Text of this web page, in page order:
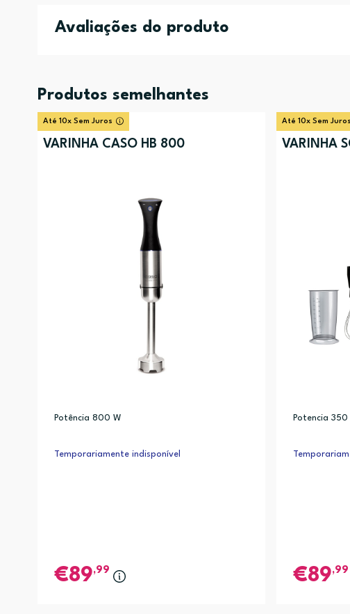
Avaliações do produto
Produtos semelhantes
Até 10x Sem Juros
VARINHA CASO HB 800
Potência 800 W
Temporariamente indisponível
89,99
Até 10x Sem Juros
VARINHA
Potencia 350
89,99